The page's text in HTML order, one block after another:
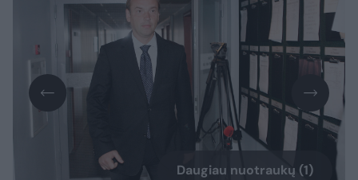
Daugiau nuotraukų (1)